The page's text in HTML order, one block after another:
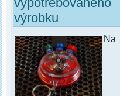
výrobku
Na